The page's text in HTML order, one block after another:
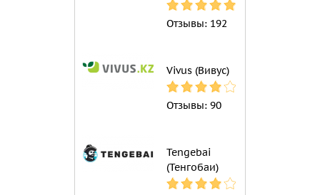
Отзывы: 192
Vivus (Вивус)
Отзывы: 90
Tengebai
(Тенгобаи)